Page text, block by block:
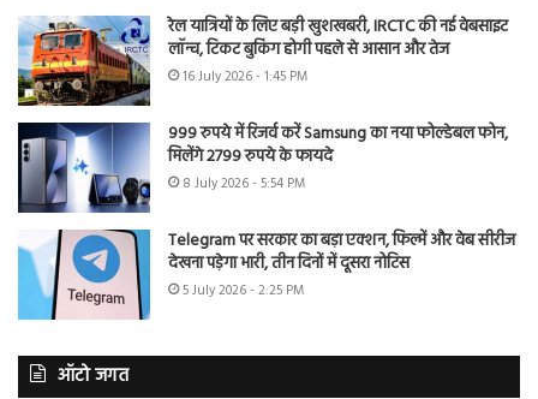
रेल यात्रियों के लिए बड़ी खुशखबरी, IRCTC की नई वेबसाइट
लॉन्च, टिकट बुकिंग होगी पहले से आसान और तेज
16 July 2026 - 1:45 PM
999 रुपये में रिजर्व करें Samsung का नया फोल्डेबल फोन,
मिलेंगे 2799 रुपये के फायदे
8 July 2026 - 5:54 PM
Telegram पर सरकार का बड़ा एक्शन, फिल्में और वेब सीरीज
देखना पड़ेगा भारी, तीन दिनों में दूसरा नोटिस
5 July 2026 - 2:25 PM
ऑटो जगत